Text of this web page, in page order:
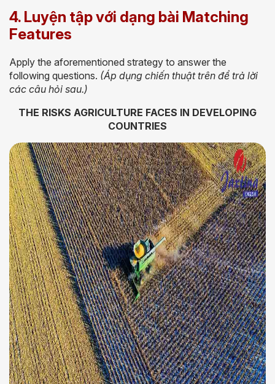
4. Luyện tập với dạng bài Matching
Features
Apply the aforementioned strategy to answer the
following questions. (Áp dụng chiến thuật trên để trả lời
các câu hỏi sau.)
THE RISKS AGRICULTURE FACES IN DEVELOPING
COUNTRIES